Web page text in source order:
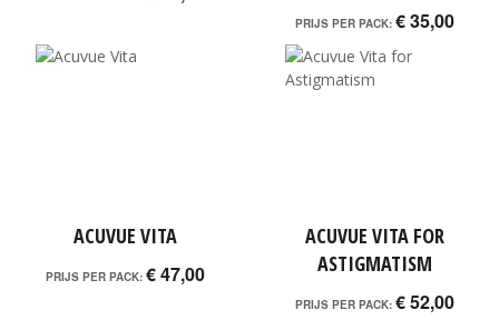
PRIJS PER PACK: € 35,00
ACUVUE VITA
PRIJS PER PACK: € 47,00
ACUVUE VITA FOR
ASTIGMATISM
PRIJS PER PACK: € 52,00